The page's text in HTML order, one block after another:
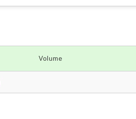
Volume